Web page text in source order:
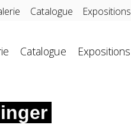
Catalogue Expositions
Catalogue Expositions